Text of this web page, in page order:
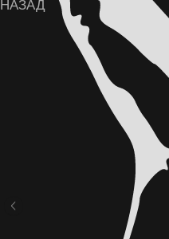
ВОЗМОЖНА ОПЛАТА ЧАСТЯМИ ЧЕРЕЗ
СЕРВИС «ДОЛЯМИ» ОТ Т-БАНКА